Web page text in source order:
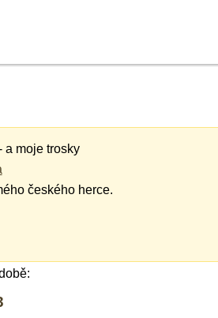
a moje trosky
českého herce.